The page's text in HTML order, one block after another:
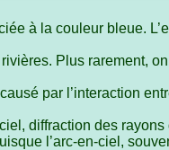
à la couleur bleue.
Plus rarement,
par l’interaction
diffraction des
l’arc-en-ciel,